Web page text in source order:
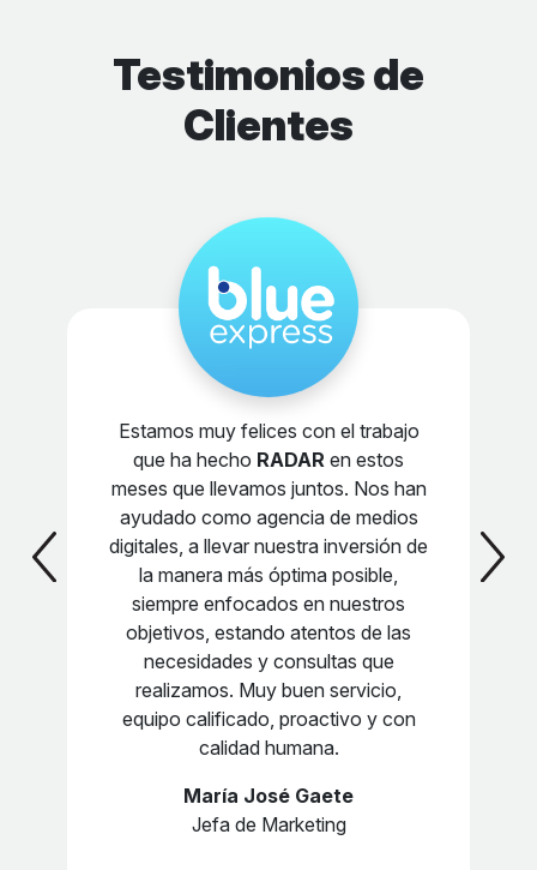
Testimonios de
Clientes
Estamos muy felices con el trabajo
que ha hecho RADAR en estos
meses que llevamos juntos. Nos han
ayudado como agencia de medios
digitales, a llevar nuestra inversión de
la manera más óptima posible,
siempre enfocados en nuestros
objetivos, estando atentos de las
necesidades y consultas que
realizamos. Muy buen servicio,
equipo calificado, proactivo y con
calidad humana.
María José Gaete
Jefa de Marketing